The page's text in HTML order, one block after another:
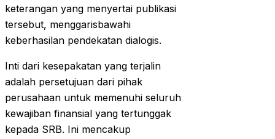
keterangan yang menyertai publikasi
tersebut, menggarisbawahi
keberhasilan pendekatan dialogis.
Inti dari kesepakatan yang terjalin
adalah persetujuan dari pihak
perusahaan untuk memenuhi seluruh
kewajiban finansial yang tertunggak
kepada SRB. Ini mencakup